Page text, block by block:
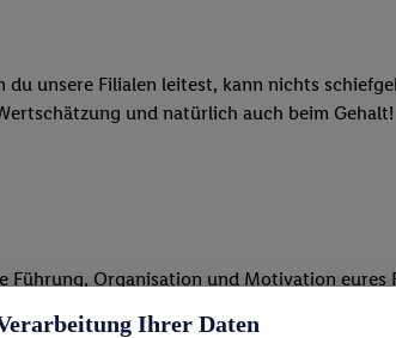
unsere Filialen leitest, kann nichts
und natürlich auch beim Gehalt!
Organisation und Motivation
„auf der Fläche“ selbst mit an
Ihrer Daten